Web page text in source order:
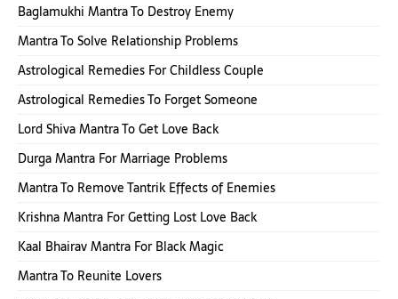
Baglamukhi Mantra To Destroy Enemy
Mantra To Solve Relationship Problems
Astrological Remedies For Childless Couple
Astrological Remedies To Forget Someone
Lord Shiva Mantra To Get Love Back
Durga Mantra For Marriage Problems
Mantra To Remove Tantrik Effects of Enemies
Krishna Mantra For Getting Lost Love Back
Kaal Bhairav Mantra For Black Magic
Mantra To Reunite Lovers